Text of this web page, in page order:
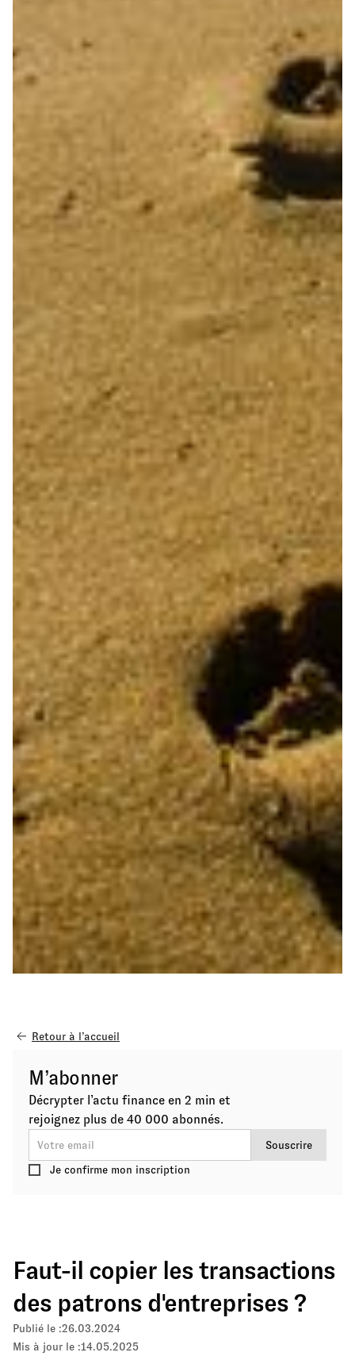
Retour à l’accueil
M’abonner
Décrypter l’actu finance en 2 min et
rejoignez plus de 40 000 abonnés.
Je confirme mon inscription
Faut-il copier les transactions
des patrons d'entreprises ?
Publié le :26.03.2024
Mis à jour le :14.05.2025